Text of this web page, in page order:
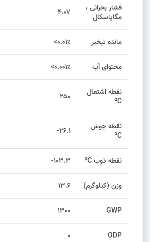
فشار بحرانی ،
مگاپاسکال
۴.۰۷
مانده تبخیر ۰.۰۱٪>
محتوای آب ۰.۰۰۱٪>
نقطه اشتعال
ºC
۲۵۰
نقطه جوش
ºC
۲۶.۱-
نقطه ذوب ºC ۱۰۳.۳-
وزن (کیلوگرم) ۱۳.۶
GWP
1300
ODP ۰